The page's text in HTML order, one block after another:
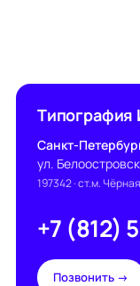
Типография
Санкт-
ул.
197342· ст.м.
+7 (812)
Позвонить →